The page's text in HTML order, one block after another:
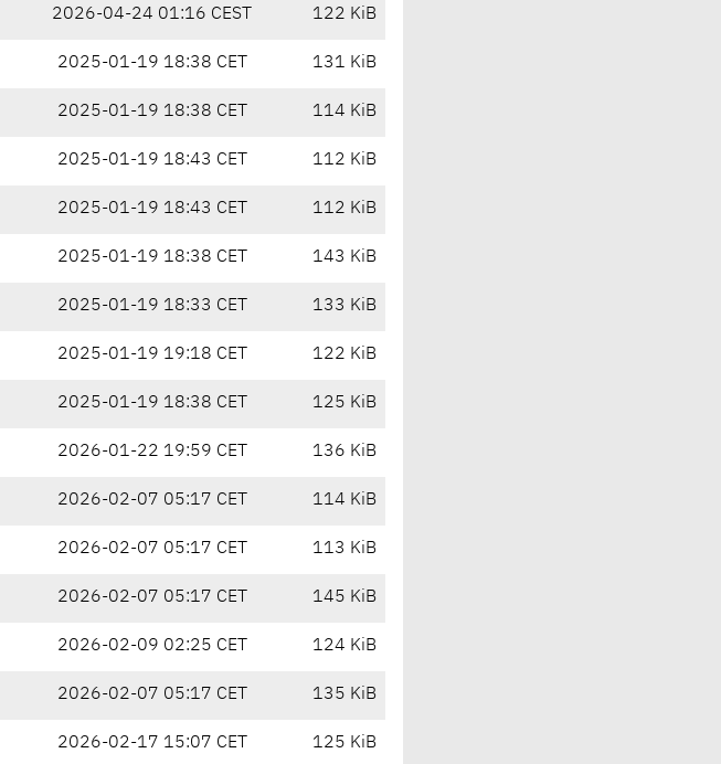
2026-04-24 01:16 CEST 122 KiB
2025-01-19 18:38 CET 131 KiB
2025-01-19 18:38 CET 114 KiB
2025-01-19 18:43 CET 112 KiB
2025-01-19 18:43 CET 112 KiB
2025-01-19 18:38 CET 143 KiB
2025-01-19 18:33 CET 133 KiB
2025-01-19 19:18 CET 122 KiB
2025-01-19 18:38 CET 125 KiB
2026-01-22 19:59 CET 136 KiB
2026-02-07 05:17 CET 114 KiB
2026-02-07 05:17 CET 113 KiB
2026-02-07 05:17 CET 145 KiB
2026-02-09 02:25 CET 124 KiB
2026-02-07 05:17 CET 135 KiB
2026-02-17 15:07 CET 125 KiB